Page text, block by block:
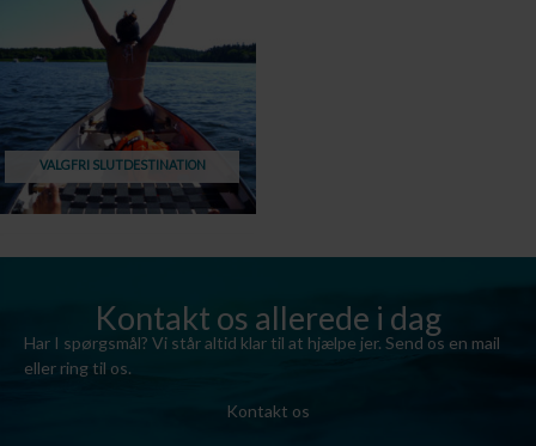
VALGFRI SLUTDESTINATION
Kontakt os allerede i dag
Har I spørgsmål? Vi står altid klar til at hjælpe jer. Send os en mail
eller ring til os.
Kontakt os